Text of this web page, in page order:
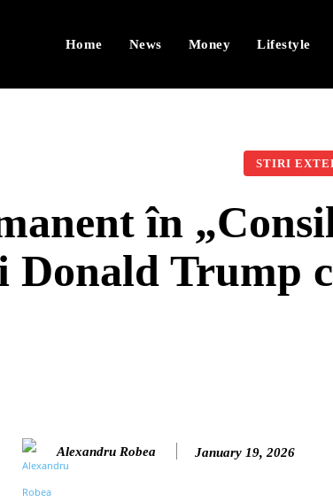
Home News Money Lifestyle
STIRI
în
Donald Trump
Alexandru Robea January 19, 2026